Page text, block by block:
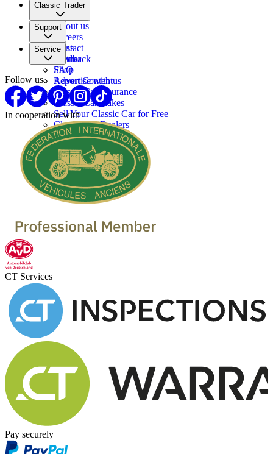
Classic Trader
About us
Careers
Press
Partner
Support
Contact
Feedback
FAQ
Report Content
Service
Shop
Advertise with us
Classic Car Insurance
Classic Car makes
Sell Your Classic Car for Free
Classic Car Dealers
Follow us
In cooperation with
CT Services
Pay securely